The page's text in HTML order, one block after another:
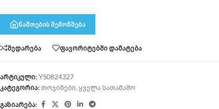
ნაშთების შემოწმება
შედარება ფავორიტებში დამატება
არტიკული: YS0824327
კატეგორია: თოჯინები, ყველა სათამაშო
გაზიარება: